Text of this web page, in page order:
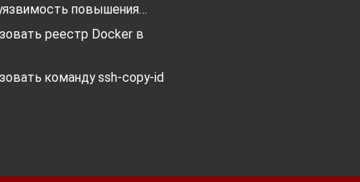
повышения…
реестр Docker в
команду ssh-copy-id